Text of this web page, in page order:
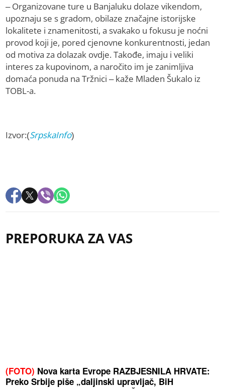
– Organizovane ture u Banjaluku dolaze vikendom,
upoznaju se s gradom, obilaze značajne istorijske
lokalitete i znamenitosti, a svakako u fokusu je noćni
provod koji je, pored cjenovne konkurentnosti, jedan
od motiva za dolazak ovdje. Takođe, imaju i veliki
interes za kupovinom, a naročito im je zanimljiva
domaća ponuda na Tržnici – kaže Mladen Šukalo iz
TOBL-a.
Izvor:(SrpskaInfo)
PREPORUKA ZA VAS
(FOTO) Nova karta Evrope RAZBJESNILA HRVATE:
Preko Srbije piše „daljinski upravljač, BiH